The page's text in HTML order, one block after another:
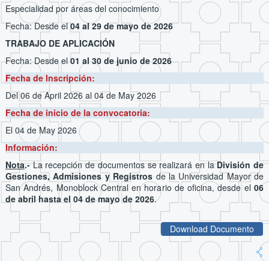
Especialidad por áreas del conocimiento
Fecha: Desde el04 al 29 de mayo de 2026
TRABAJO DE APLICACIÓN
Fecha: Desde el01 al 30 de junio de 2026
Fecha de Inscripción:
Del 06 de April 2026 al 04 de May 2026
Fecha de inicio de la convocatoria:
El 04 de May 2026
Información:
Nota.-La recepción de documentos se realizará en laDivisión de
Gestiones, Admisiones y Registros de la Universidad Mayor de
San Andrés, Monoblock Central en horario de oficina, desde el06
de abril hasta el 04 de mayo de 2026.
Download Documento